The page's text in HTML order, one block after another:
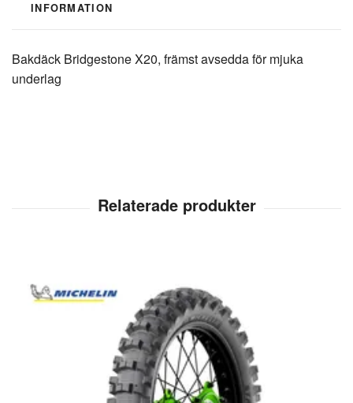
INFORMATION
Bakdäck Bridgestone X20, främst avsedda för mjuka
underlag